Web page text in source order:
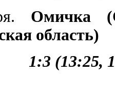
Омичка
область)
1:3 (13:25,